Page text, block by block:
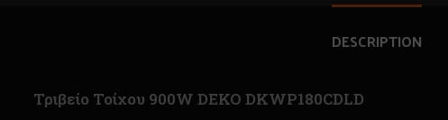
DESCRIPTION
Τριβείο Τοίχου 900W DEKO DKWP180CDLD